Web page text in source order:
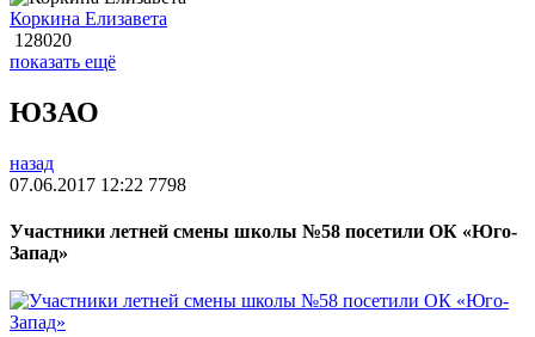
Коркина Елизавета
128020
показать ещё
ЮЗАО
назад
07.06.2017 12:22 7798
Участники летней смены школы №58 посетили ОК «Юго-
Запад»